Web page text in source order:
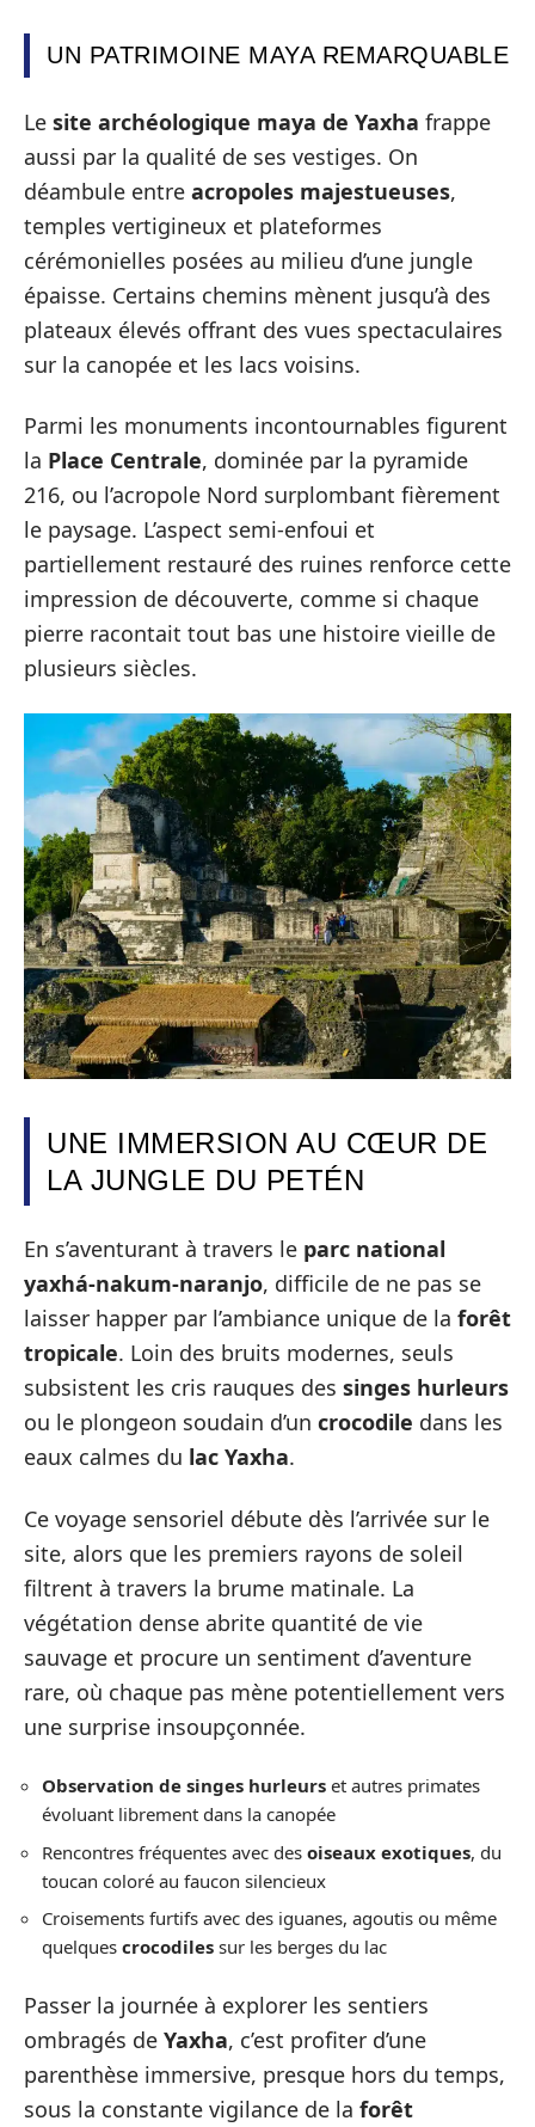
UN PATRIMOINE MAYA REMARQUABLE
Le site archéologique maya de Yaxha frappe
aussi par la qualité de ses vestiges. On
déambule entre acropoles majestueuses,
temples vertigineux et plateformes
cérémonielles posées au milieu d’une jungle
épaisse. Certains chemins mènent jusqu’à des
plateaux élevés offrant des vues spectaculaires
sur la canopée et les lacs voisins.
Parmi les monuments incontournables figurent
la Place Centrale, dominée par la pyramide
216, ou l’acropole Nord surplombant fièrement
le paysage. L’aspect semi-enfoui et
partiellement restauré des ruines renforce cette
impression de découverte, comme si chaque
pierre racontait tout bas une histoire vieille de
plusieurs siècles.
UNE IMMERSION AU CŒUR DE
LA JUNGLE DU PETÉN
En s’aventurant à travers le parc national
yaxhá-nakum-naranjo, difficile de ne pas se
laisser happer par l’ambiance unique de la forêt
tropicale. Loin des bruits modernes, seuls
subsistent les cris rauques des singes hurleurs
ou le plongeon soudain d’un crocodile dans les
eaux calmes du lac Yaxha.
Ce voyage sensoriel débute dès l’arrivée sur le
site, alors que les premiers rayons de soleil
filtrent à travers la brume matinale. La
végétation dense abrite quantité de vie
sauvage et procure un sentiment d’aventure
rare, où chaque pas mène potentiellement vers
une surprise insoupçonnée.
Observation de singes hurleurs et autres primates
évoluant librement dans la canopée
Rencontres fréquentes avec des oiseaux exotiques, du
toucan coloré au faucon silencieux
Croisements furtifs avec des iguanes, agoutis ou même
quelques crocodiles sur les berges du lac
Passer la journée à explorer les sentiers
ombragés de Yaxha, c’est profiter d’une
parenthèse immersive, presque hors du temps,
sous la constante vigilance de la forêt